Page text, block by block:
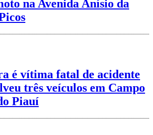
na Avenida Anísio da
é vítima fatal de acidente
três veículos em Campo
Piauí